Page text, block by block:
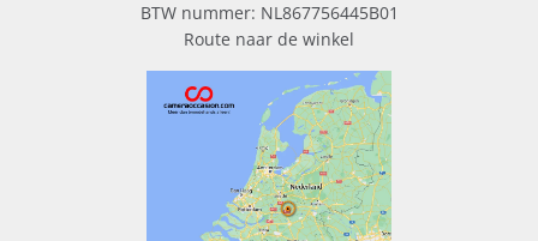
BTW nummer: NL867756445B01
Route naar de winkel